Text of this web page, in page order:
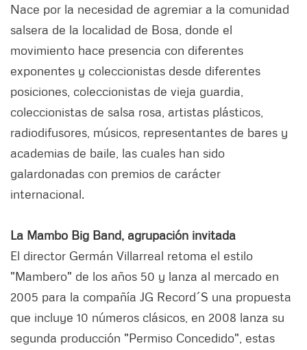
Nace por la necesidad de agremiar a la comunidad
salsera de la localidad de Bosa, donde el
movimiento hace presencia con diferentes
exponentes y coleccionistas desde diferentes
posiciones, coleccionistas de vieja guardia,
coleccionistas de salsa rosa, artistas plásticos,
radiodifusores, músicos, representantes de bares y
academias de baile, las cuales han sido
galardonadas con premios de carácter
internacional.
La Mambo Big Band, agrupación invitada
El director Germán Villarreal retoma el estilo
"Mambero" de los años 50 y lanza al mercado en
2005 para la compañía JG Record´S una propuesta
que incluye 10 números clásicos, en 2008 lanza su
segunda producción "Permiso Concedido", estas